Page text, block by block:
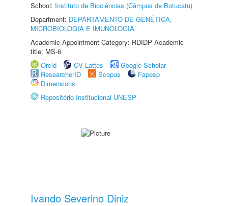
School: Instituto de Biociências (Câmpus de Botucatu)
Department: DEPARTAMENTO DE GENÉTICA,
MICROBIOLOGIA E IMUNOLOGIA
Academic Appointment Category: RDIDP Academic
title: MS-6
Orcid
CV Lattes
Google Scholar
ResearcherID
Scopus
Fapesp
Dimensions
Repositório Institucional UNESP
Ivando Severino Diniz